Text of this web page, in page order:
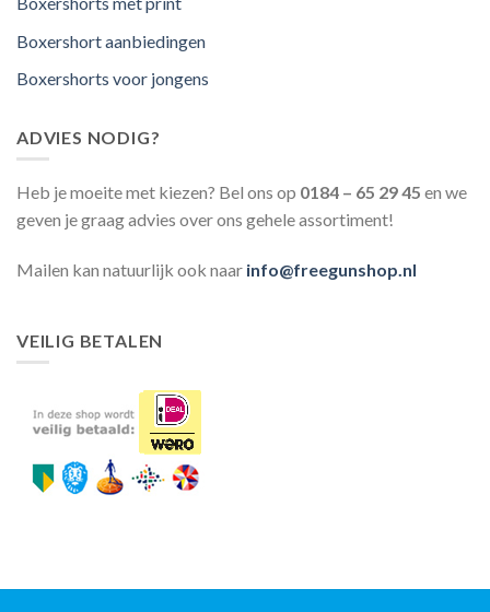
Boxershort aanbiedingen
Boxershorts voor jongens
ADVIES NODIG?
Heb je moeite met kiezen? Bel ons op 0184 – 65 29 45 en we
geven je graag advies over ons gehele assortiment!
Mailen kan natuurlijk ook naar info@freegunshop.nl
VEILIG BETALEN